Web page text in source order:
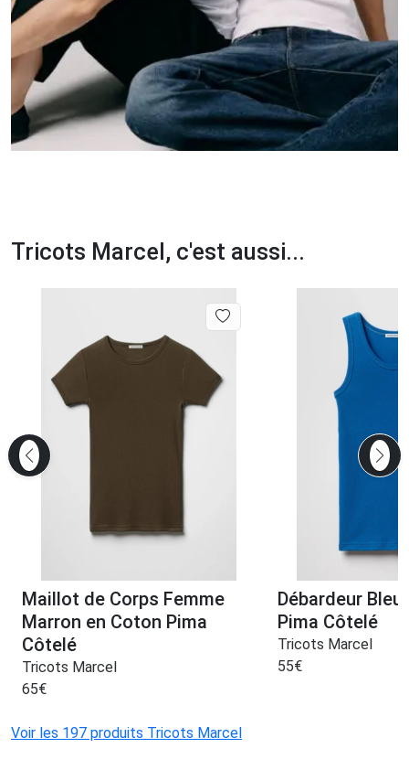
Tricots Marcel, c'est aussi...
Maillot de Corps Femme
Marron en Coton Pima
Côtelé
Tricots Marcel
65€
Débardeur
Pima Côtelé
Tricots Marcel
55€
Voir les 197 produits Tricots Marcel